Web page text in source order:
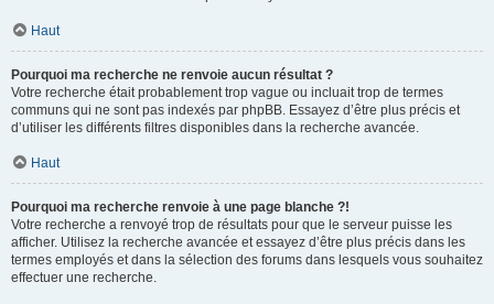
Haut
Pourquoi ma recherche ne renvoie aucun résultat ?
Votre recherche était probablement trop vague ou incluait trop de termes
communs qui ne sont pas indexés par phpBB. Essayez d’être plus précis et
d’utiliser les différents filtres disponibles dans la recherche avancée.
Haut
Pourquoi ma recherche renvoie à une page blanche ?!
Votre recherche a renvoyé trop de résultats pour que le serveur puisse les
afficher. Utilisez la recherche avancée et essayez d’être plus précis dans les
termes employés et dans la sélection des forums dans lesquels vous souhaitez
effectuer une recherche.